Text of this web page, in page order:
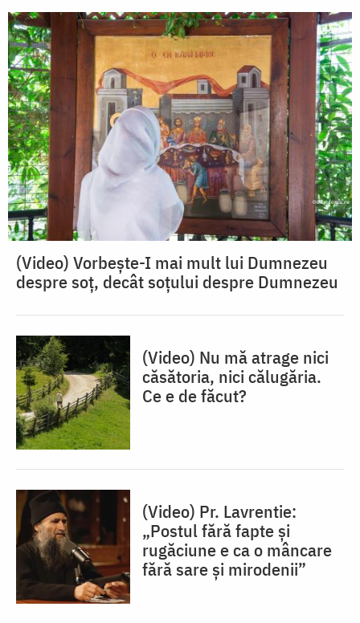
(Video) Vorbește-I mai mult lui Dumnezeu
despre soț, decât soțului despre Dumnezeu
(Video) Nu mă atrage nici
căsătoria, nici călugăria.
Ce e de făcut?
(Video) Pr. Lavrentie:
„Postul fără fapte și
rugăciune e ca o mâncare
fără sare și mirodenii”